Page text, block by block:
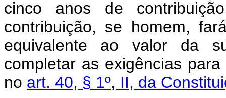
cinco anos de
contribuição, se homem,
equivalente ao valor da
completar as exigências
no art. 40, § 1º, II, da